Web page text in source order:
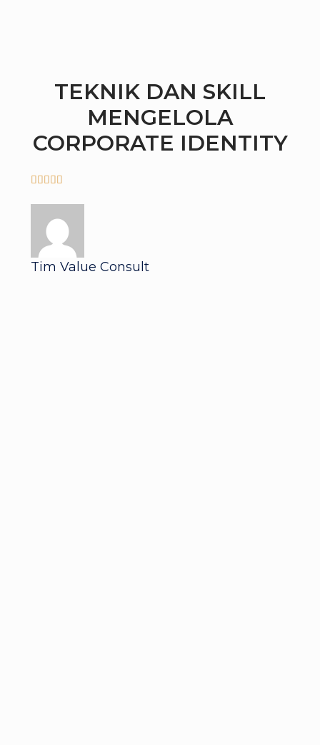
TEKNIK DAN SKILL
MENGELOLA
CORPORATE IDENTITY
    
Tim Value Consult